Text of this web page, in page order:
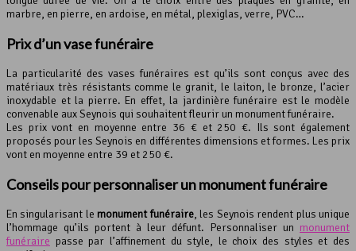
marbre, en pierre, en ardoise, en métal, plexiglas, verre, PVC…
Prix d’un vase funéraire
La particularité des vases funéraires est qu’ils sont conçus avec des
matériaux très résistants comme le granit, le laiton, le bronze, l’acier
inoxydable et la pierre. En effet, la jardinière funéraire est le modèle
convenable aux Seynois qui souhaitent fleurir un monument funéraire.
Les prix vont en moyenne entre 36 € et 250 €. Ils sont également
proposés pour les Seynois en différentes dimensions et formes. Les prix
vont en moyenne entre 39 et 250 €.
Conseils pour personnaliser un monument funéraire
En singularisant le monument funéraire, les Seynois rendent plus unique
l’hommage qu’ils portent à leur défunt. Personnaliser un monument
funéraire passe par l’affinement du style, le choix des styles et des